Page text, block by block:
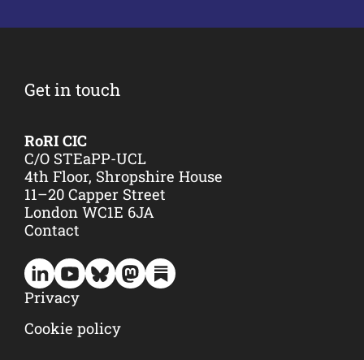
Get in touch
RoRI CIC
C/O STEaPP-UCL
4th Floor, Shropshire House
11–20 Capper Street
London WC1E 6JA
Contact
Privacy
Cookie policy